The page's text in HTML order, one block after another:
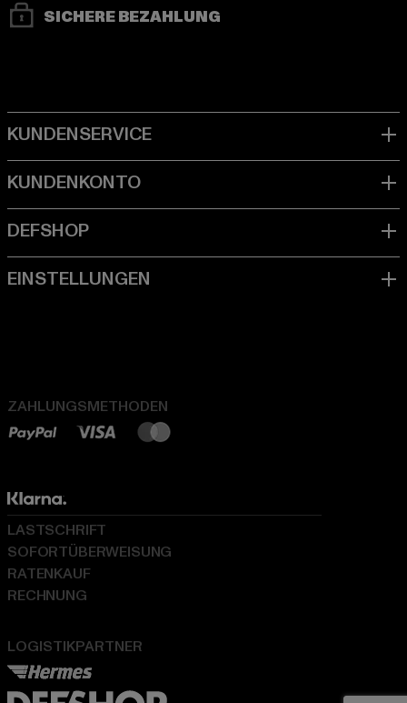
SICHERE BEZAHLUNG
ZAHLUNGSMETHODEN
LOGISTIKPARTNER
LASTSCHRIFT
SOFORTÜBERWEISUNG
RATENKAUF
RECHNUNG